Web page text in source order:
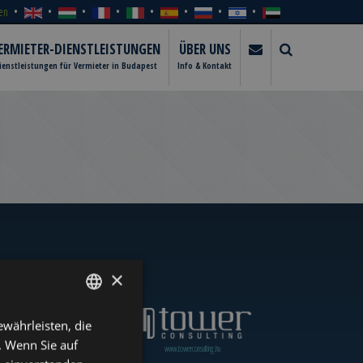
DIENSTLEISTUNGEN
für Vermieter in Budapest
ÜBER UNS
Info & Kontakt
www.towerassistance.com www.towerconsulting.hu
ENGLISH
HUNGARIAN
×
die
Sie auf